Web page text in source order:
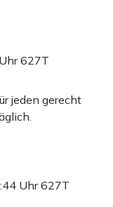
627T
jeden gerecht
Uhr627T